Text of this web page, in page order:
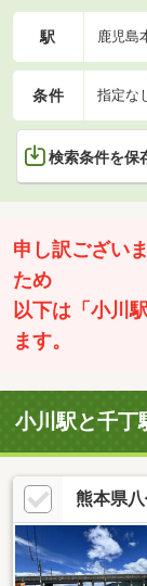
駅 鹿児島
条件 指定な
検索条件を保
申し訳ござい
ため
以下は「小川
ます。
小川駅と千丁
熊本県